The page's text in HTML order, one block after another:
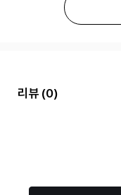
리뷰 (0)